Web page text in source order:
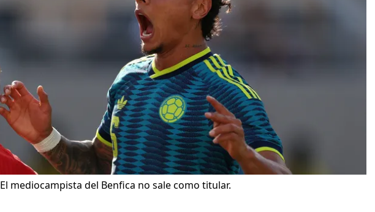
El mediocampista del Benfica no sale como titular.